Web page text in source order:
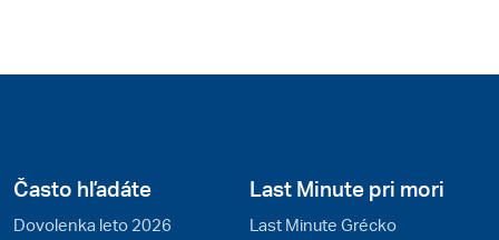
Často hľadáte
Dovolenka leto 2026
Last Minute pri mori
Last Minute Grécko